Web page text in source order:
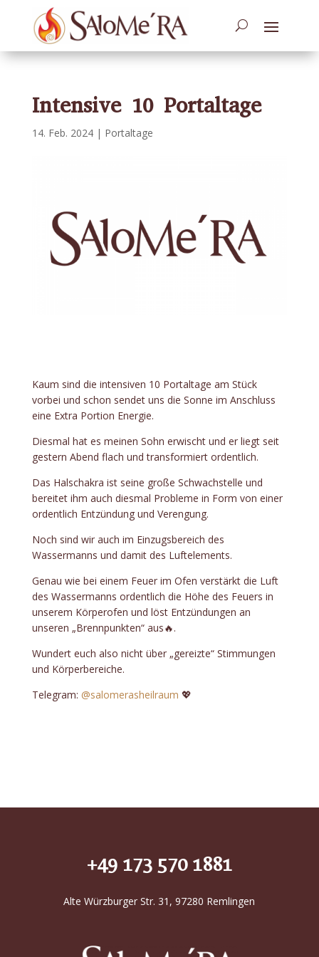
Intensive 10 Portaltage
14. Feb. 2024| Portaltage
Kaum sind die intensiven 10 Portaltage am Stück
vorbei und schon sendet uns die Sonne im Anschluss
eine Extra Portion Energie.
Diesmal hat es meinen Sohn erwischt und er liegt seit
gestern Abend flach und transformiert ordentlich.
Das Halschakra ist seine große Schwachstelle und
bereitet ihm auch diesmal Probleme in Form von einer
ordentlich Entzündung und Verengung.
Noch sind wir auch im Einzugsbereich des
Wassermanns und damit des Luftelements.
Genau wie bei einem Feuer im Ofen verstärkt die Luft
des Wassermanns ordentlich die Höhe des Feuers in
unserem Körperofen und löst Entzündungen an
unseren „Brennpunkten“ aus🔥.
Wundert euch also nicht über „gereizte“ Stimmungen
und Körperbereiche.
Telegram: @salomerasheilraum 💖
+49 173 570 1881
Alte Würzburger Str. 31, 97280 Remlingen